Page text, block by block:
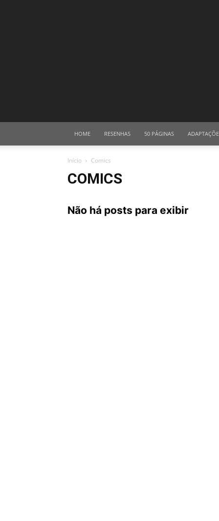
HOME RESENHAS 50 PÁGINAS
Início Comics
COMICS
Não há posts para exibir